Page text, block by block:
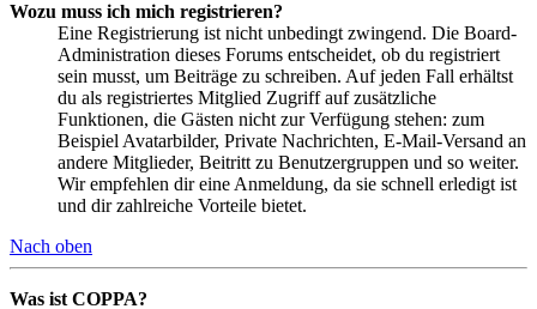
Wozu muss ich mich registrieren?
Eine Registrierung ist nicht unbedingt zwingend. Die Board-
Administration dieses Forums entscheidet, ob du registriert
sein musst, um Beiträge zu schreiben. Auf jeden Fall erhältst
du als registriertes Mitglied Zugriff auf zusätzliche
Funktionen, die Gästen nicht zur Verfügung stehen: zum
Beispiel Avatarbilder, Private Nachrichten, E-Mail-Versand an
andere Mitglieder, Beitritt zu Benutzergruppen und so weiter.
Wir empfehlen dir eine Anmeldung, da sie schnell erledigt ist
und dir zahlreiche Vorteile bietet.
Nach oben
Was ist COPPA?